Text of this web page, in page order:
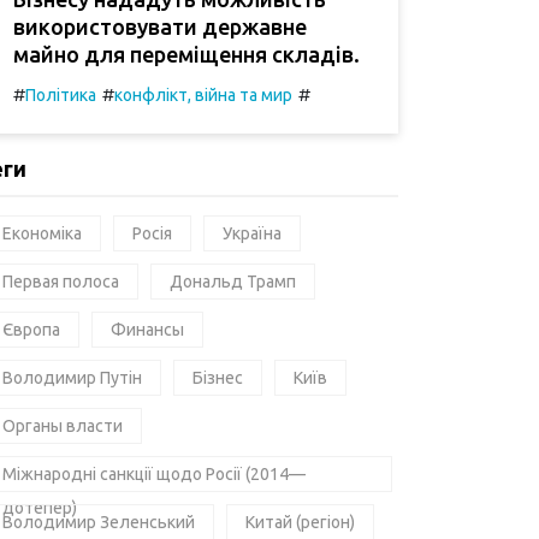
використовувати державне
майно для переміщення складів.
#Політика #конфлікт, війна та мир #
Економіка Росія Україна
Первая полоса Дональд Трамп
Європа Финансы
Володимир Путін Бізнес Київ
Органы власти
Міжнародні санкції щодо Росії (2014—
дотепер)
Володимир Зеленський Китай (регіон)